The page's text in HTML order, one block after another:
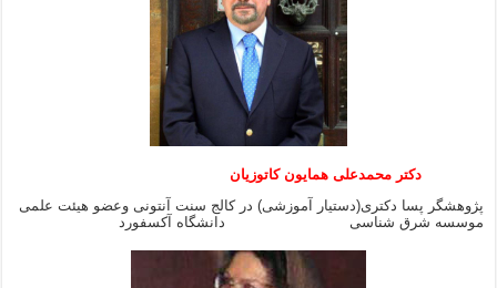
دکتر محمدعلی همایون کاتوزیان
پژوهشگر پسا دکتری(دستیار آموزشی) در کالج سنت آنتونی وعضو هیئت علمی
موسسه شرق شناسی دانشگاه آکسفورد